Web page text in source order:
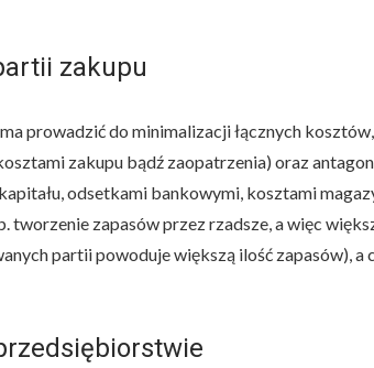
zakupu
prowadzić do minimalizacji łącznych
zakupu bądź zaopatrzenia) oraz
odsetkami bankowymi, kosztami
tworzenie zapasów przez rzadsze, a więc
partii powoduje większą ilość zapasów),